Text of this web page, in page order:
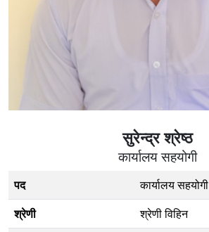
सुरेन्द्र श्रेष्ठ
कार्यालय सहयोगी
पद
कार्यालय सहयोगी
श्रेणी
श्रेणी विहिन